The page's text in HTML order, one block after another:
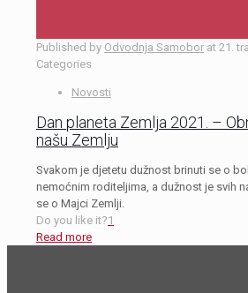
Published by Odvodnja Samobor at 21.
Categories
Novosti
Dan planeta Zemlja 2021. –
našu Zemlju
Svakom je djetetu dužnost brinuti se o
nemoćnim roditeljima, a dužnost je svih
se o Majci Zemlji.
Do you like it?1
Read more